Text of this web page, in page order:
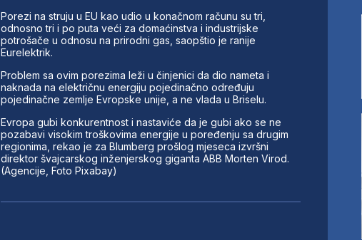
Porezi na struju u EU kao udio u konačnom računu su tri,
odnosno tri i po puta veći za domaćinstva i industrijske
potrošače u odnosu na prirodni gas, saopštio je ranije
Eurelektrik.
Problem sa ovim porezima leži u činjenici da dio nameta i
naknada na električnu energiju pojedinačno određuju
pojedinačne zemlje Evropske unije, a ne vlada u Briselu.
Evropa gubi konkurentnost i nastaviće da je gubi ako se ne
pozabavi visokim troškovima energije u poređenju sa drugim
regionima, rekao je za Blumberg prošlog mjeseca izvršni
direktor švajcarskog inženjerskog giganta ABB Morten Virod.
(Agencije, Foto Pixabay)